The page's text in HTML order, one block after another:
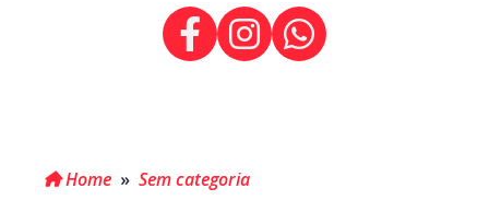
Home » Sem categoria